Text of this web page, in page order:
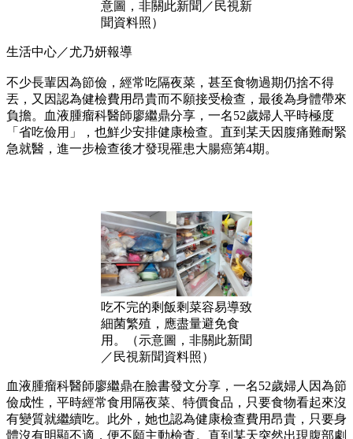
意圖，非關此新聞／民視新
聞資料照）
生活中心／尤乃妍報導
不少長輩因為節儉，經常吃隔夜菜，甚至食物過期仍捨不得
丟，又因認為健檢費用昂貴而不願接受檢查，最後為身體帶來
負擔。血液腫瘤科醫師廖繼鼎分享，一名52歲婦人平時極度
「省吃儉用」，也鮮少安排健康檢查。直到某天因腹痛難耐緊
急就醫，進一步檢查後才發現罹患大腸癌第4期。
吃不完的剩飯剩菜容易導致
細菌繁殖，應盡量避免食
用。（示意圖，非關此新聞
／民視新聞資料照）
血液腫瘤科醫師廖繼鼎在臉書發文分享，一名52歲婦人因為節
儉成性，平時經常食用隔夜菜、特價食品，只要食物看起來沒
有變質就繼續吃。此外，她也認為健康檢查費用昂貴，只要身
體沒有明顯不適，便不願主動檢查。直到某天突然出現腹部劇